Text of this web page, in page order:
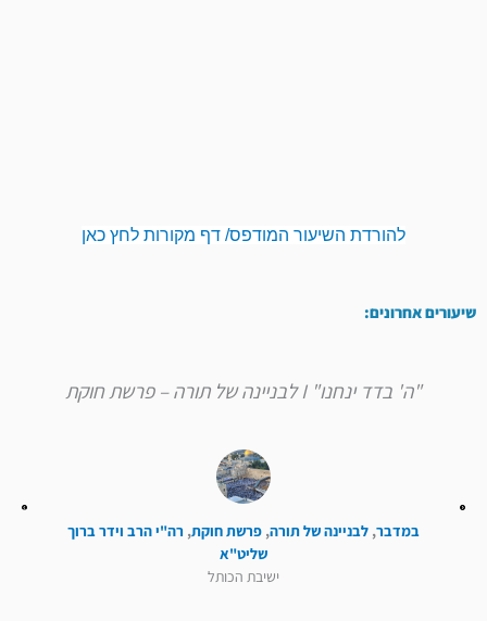
להורדת השיעור המודפס/ דף מקורות לחץ כאן
שיעורים אחרונים:
"ה' בדד ינחנו" I לבניינה של תורה – פרשת חוקת
במדבר, לבניינה של תורה, פרשת חוקת, רה"י הרב וידר ברוך
שליט"א
ישיבת הכותל